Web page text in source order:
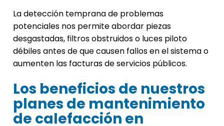
La detección temprana de problemas
potenciales nos permite abordar piezas
desgastadas, filtros obstruidos o luces piloto
débiles antes de que causen fallos en el sistema o
aumenten las facturas de servicios públicos.
Los beneficios de nuestros
planes de mantenimiento
de calefacción en